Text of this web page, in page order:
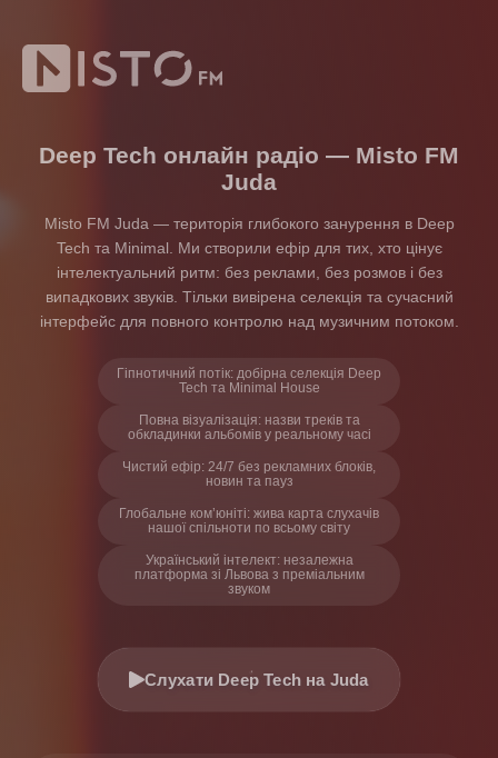
Deep Tech онлайн радіо — Misto FM
Juda
Misto FM Juda — територія глибокого занурення в Deep
Tech та Minimal. Ми створили ефір для тих, хто цінує
інтелектуальний ритм: без реклами, без розмов і без
випадкових звуків. Тільки вивірена селекція та сучасний
інтерфейс для повного контролю над музичним потоком.
Гіпнотичний потік: добірна селекція Deep
Tech та Minimal House
Повна візуалізація: назви треків та
обкладинки альбомів у реальному часі
Чистий ефір: 24/7 без рекламних блоків,
новин та пауз
Глобальне ком’юніті: жива карта слухачів
нашої спільноти по всьому світу
Український інтелект: незалежна
платформа зі Львова з преміальним
звуком
Слухати Deep Tech на Juda